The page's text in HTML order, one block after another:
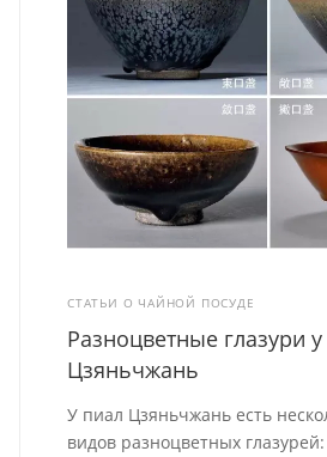
СТАТЬИ О ЧАЙНОЙ ПОСУДЕ
Разноцветные глазури
Цзяньчжань
У пиал Цзяньчжань есть
видов разноцветных